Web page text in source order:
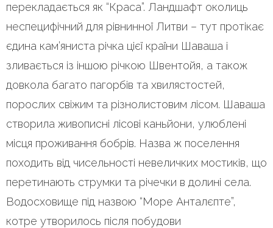
перекладається як “Краса”. Ландшафт околиць
неспецифічний для рівнинної Литви – тут протікає
єдина кам’яниста річка цієї країни Шаваша і
зливається із іншою річкою Швентойя, а також
довкола багато пагорбів та хвилястостей,
порослих свіжим та різнолистовим лісом. Шаваша
створила живописні лісові каньйони, улюблені
місця проживання бобрів. Назва ж поселення
походить від чисельності невеличких мостиків, що
перетинають струмки та річечки в долині села.
Водосховище під назвою “Море Анталєпте”,
котре утворилось після побудови